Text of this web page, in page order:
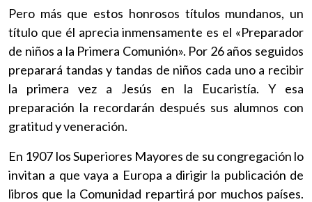
Pero más que estos honrosos títulos mundanos, un
título que él aprecia inmensamente es el «Preparador
de niños a la Primera Comunión». Por 26 años seguidos
preparará tandas y tandas de niños cada uno a recibir
la primera vez a Jesús en la Eucaristía. Y esa
preparación la recordarán después sus alumnos con
gratitud y veneración.
En 1907 los Superiores Mayores de su congregación lo
invitan a que vaya a Europa a dirigir la publicación de
libros que la Comunidad repartirá por muchos países.